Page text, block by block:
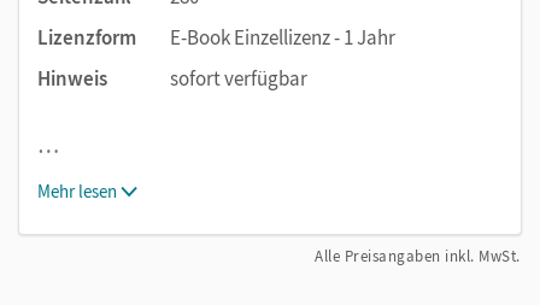
Lizenzform
E-Book Einzellizenz - 1 Jahr
Hinweis
sofort verfügbar
…
Mehr lesen
Alle Preisangaben inkl. MwSt.